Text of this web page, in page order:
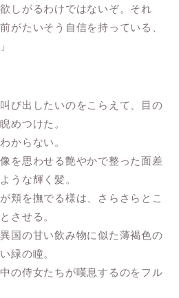
しがるわけではないぞ。それ
がたいそう自信を持っている、
び出したいのをこらえて、目の
めつけた。
からない。
を思わせる艶やかで整った面差
うな輝く髪。
頬を撫でる様は、さらさらとこ
させる。
国の甘い飲み物に似た薄褐色の
緑の瞳。
の侍女たちが嘆息するのをフル